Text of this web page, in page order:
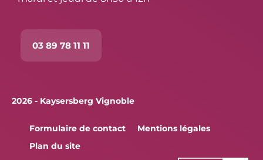
03 89 78 11 11
2026 - Kaysersberg Vignoble
Formulaire de contact
Mentions légales
Plan du site